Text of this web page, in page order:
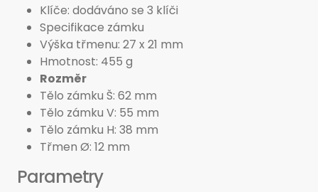
Klíče: dodáváno se 3 klíči
Specifikace zámku
Výška třmenu: 27 x 21 mm
Hmotnost: 455 g
Rozměr
Tělo zámku Š: 62 mm
Tělo zámku V: 55 mm
Tělo zámku H: 38 mm
Třmen Ø: 12 mm
Parametry